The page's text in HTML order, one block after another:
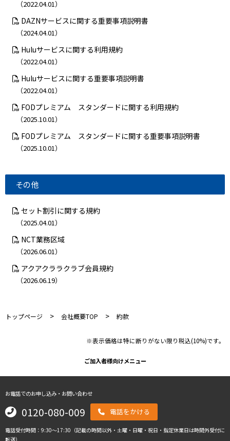
（2022.04.01）
DAZNサービスに関する重要事項説明書
（2024.04.01）
Huluサービスに関する利用規約
（2022.04.01）
Huluサービスに関する重要事項説明書
（2022.04.01）
FODプレミアム スタンダードに関する利用規約
（2025.10.01）
FODプレミアム スタンダードに関する重要事項説明書
（2025.10.01）
その他
セット割引に関する規約
（2025.04.01）
NCT業務区域
（2026.06.01）
アクアクララクラブ会員規約
（2026.06.19）
トップページ >会社概要TOP >約款
※表示価格は特に断りがない限り税込(10%)です。
ご加入者様向けメニュー
お電話でのお申し込み・お問い合わせ
0120-080-009 電話をかける
電話受付時間：9:30～17:30（記載の時間以外・土曜・日曜・祝日・指定休業日は時間外受付に
転送）